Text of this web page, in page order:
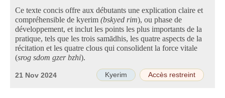
Ce texte concis offre aux débutants une explication claire et
compréhensible de kyerim (bskyed rim), ou phase de
développement, et inclut les points les plus importants de la
pratique, tels que les trois samādhis, les quatre aspects de la
récitation et les quatre clous qui consolident la force vitale
(srog sdom gzer bzhi).
Kyerim Accès restreint
21 Nov 2024